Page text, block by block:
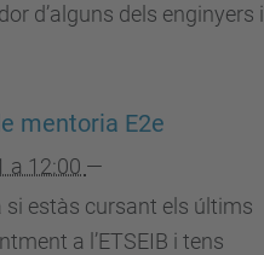
d’alguns dels enginyers i
mentoria E2e
a 12:00 —
si estàs cursant els últims
a l’ETSEIB i tens